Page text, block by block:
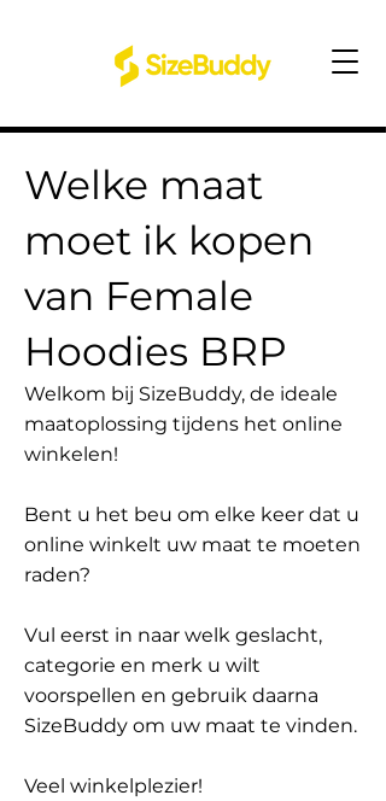
Welke maat
moet ik kopen
van Female
Hoodies BRP
Welkom bij SizeBuddy, de ideale
maatoplossing tijdens het online
winkelen!
Bent u het beu om elke keer dat u
online winkelt uw maat te moeten
raden?
Vul eerst in naar welk geslacht,
categorie en merk u wilt
voorspellen en gebruik daarna
SizeBuddy om uw maat te vinden.
Veel winkelplezier!